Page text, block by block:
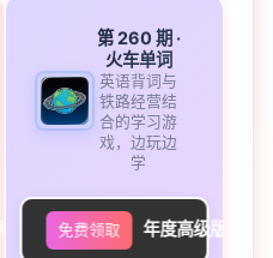
第 260 期 ·
火车单词
英语背词与
铁路经营结
合的学习游
戏，边玩边
学
免费领取 年度高级版